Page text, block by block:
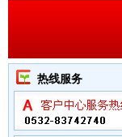
热线服务